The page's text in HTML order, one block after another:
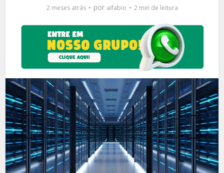
2 meses atrás por aifabio 2 min de leitura